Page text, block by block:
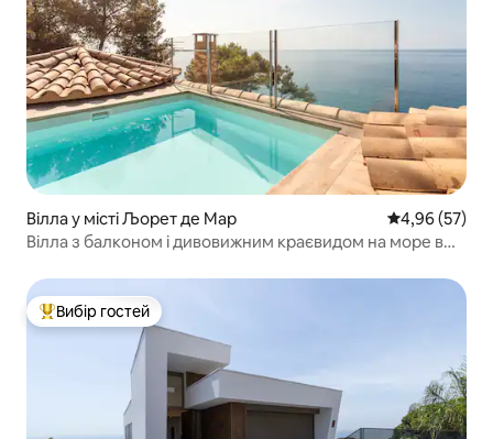
Вілла у місті Љорет де Мар Середня
4,96 (57)
Вілла з балконом і дивовижним краєвидом на море в
Топ вибір гостей
Вибір гостей